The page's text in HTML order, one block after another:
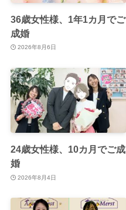
36歳女性様、1年1カ月でご
成婚
2026年8月6日
24歳女性様、10カ月でご成
婚
2026年8月4日